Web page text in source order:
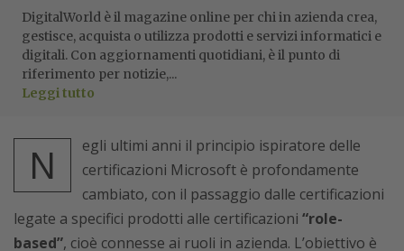
DigitalWorld è il magazine online per chi in azienda crea,
gestisce, acquista o utilizza prodotti e servizi informatici e
digitali. Con aggiornamenti quotidiani, è il punto di
riferimento per notizie,...
Leggi tutto
N
egli ultimi anni il principio ispiratore delle
certificazioni Microsoft è profondamente
cambiato, con il passaggio dalle certificazioni
legate a specifici prodotti alle certificazioni “role-
based”, cioè connesse ai ruoli in azienda. L’obiettivo è